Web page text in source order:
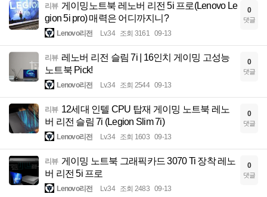
리뷰 게이밍노트북 레노버 리전 5i 프로(Lenovo Le
gion 5i pro) 매력은 어디까지니?
Lenovo리전 Lv.34 조회 3161 09-13
0
댓글
리뷰 레노버 리전 슬림 7i | 16인치 게이밍 고성능
노트북 Pick!
Lenovo리전 Lv.34 조회 2544 09-13
0
댓글
리뷰 12세대 인텔 CPU 탑재 게이밍 노트북 레노
버 리전 슬림 7i (Legion Slim 7i)
Lenovo리전 Lv.34 조회 1603 09-13
0
댓글
리뷰 게이밍 노트북 그래픽카드 3070 Ti 장착 레노
버 리전 5i 프로
Lenovo리전 Lv.34 조회 2483 09-13
0
댓글